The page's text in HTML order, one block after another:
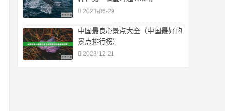
2023-06-29
中国最良心景点大全（中国最好的
景点排行榜）
2023-12-21